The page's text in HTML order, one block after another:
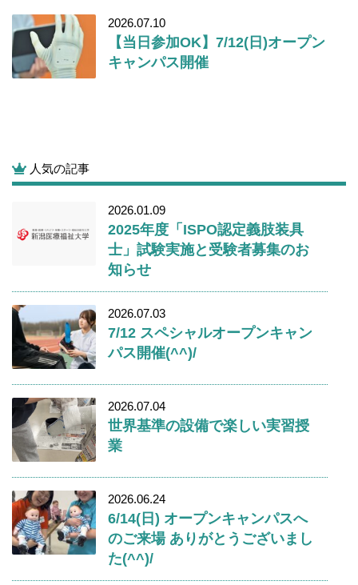
2026.07.10
【当日参加OK】7/12(日)オープン
キャンパス開催
人気の記事
2026.01.09
2025年度「ISPO認定義肢装具
士」試験実施と受験者募集のお
知らせ
2026.07.03
7/12 スペシャルオープンキャン
パス開催(^^)/
2026.07.04
世界基準の設備で楽しい実習授
業
2026.06.24
6/14(日) オープンキャンパスへ
のご来場 ありがとうございまし
た(^^)/